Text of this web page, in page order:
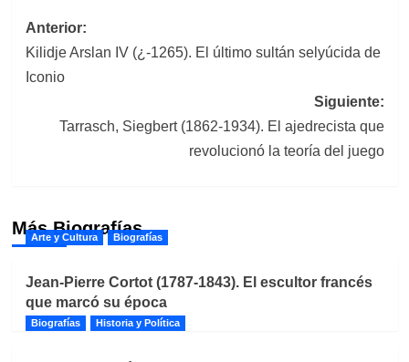
Navegación
de
Anterior:
Kilidje Arslan IV (¿-1265). El último sultán selyúcida de
Iconio
Siguiente:
Tarrasch, Siegbert (1862-1934). El ajedrecista que
revolucionó la teoría del juego
Más Biografías
Arte y Cultura Biografías
Jean-Pierre Cortot (1787-1843). El escultor francés
que marcó su época
Biografías Historia y Política